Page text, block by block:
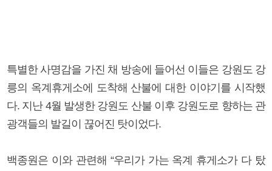
특별한 사명감을 가진 채 방송에 들어선 이들은 강원도 강
릉의 옥계휴게소에 도착해 산불에 대한 이야기를 시작했
다. 지난 4월 발생한 강원도 산불 이후 강원도로 향하는 관
광객들의 발길이 끊어진 탓이었다.
백종원은 이와 관련해 “우리가 가는 옥계 휴게소가 다 탔